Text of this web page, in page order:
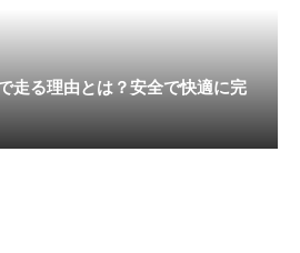
走る理由とは？安全で快適に完